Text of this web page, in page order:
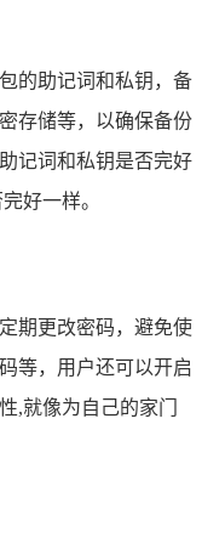
的助记词和私钥，备
存储等，以确保备份
记词和私钥是否完好
好一样。
期更改密码，避免使
等，用户还可以开启
,就像为自己的家门